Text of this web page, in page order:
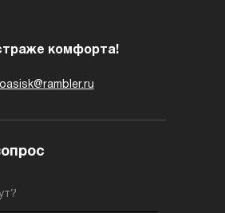
oasisk@rambler.ru
комфорта!